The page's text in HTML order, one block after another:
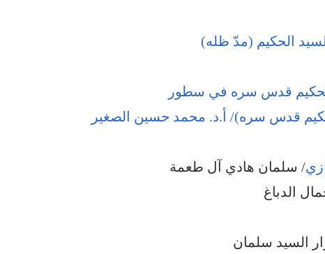
الحكيم (مدّ ظله)
الحكيم قدس سره في سطور
قدس سره)/ أ.د. محمد حسين الصغير
/ سلمان هادي آل طعمة
الدباغ
السيد سلمان